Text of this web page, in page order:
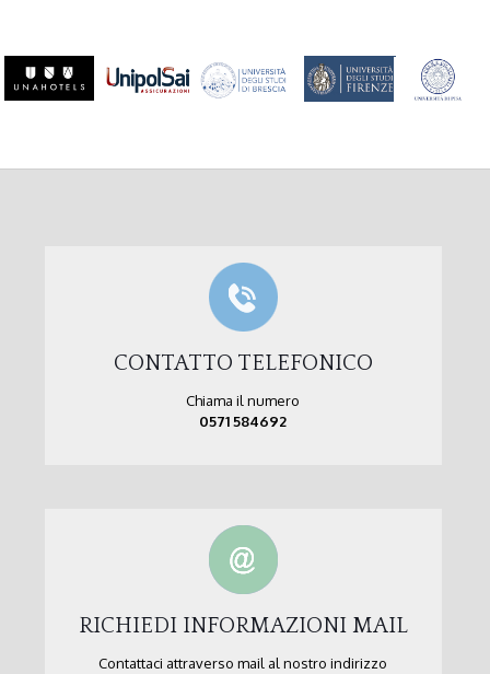
CONTATTO TELEFONICO
Chiama il numero
0571 584692
RICHIEDI INFORMAZIONI MAIL
Contattaci attraverso mail al nostro indirizzo